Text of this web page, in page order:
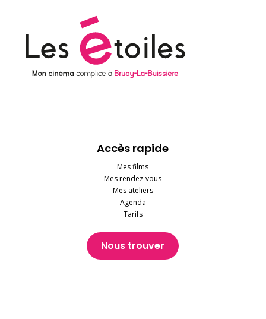
Accès rapide
Mes films
Mes rendez-vous
Mes ateliers
Agenda
Tarifs
Nous trouver